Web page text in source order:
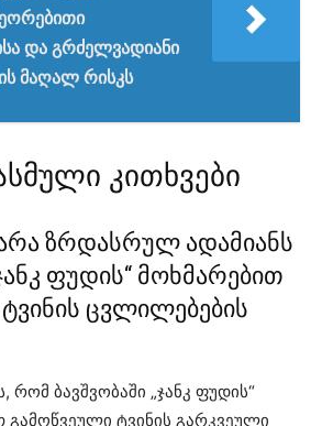
და გრძელვადიანი
მაღალ რისკს
კითხვები
ზრდასრულ ადამიანს
ფუდის“ მოხმარებით
ცვლილებების
რომ ბავშვობაში „ჯანკ ფუდის“
გამოწვეული ტვინის გარკვეული